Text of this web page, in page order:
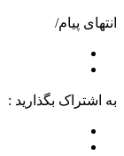
انتهای پیام/
به اشتراک بگذارید :